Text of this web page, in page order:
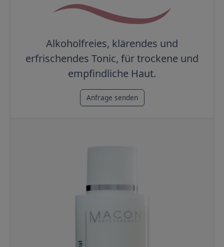
Alkoholfreies, klärendes und
erfrischendes Tonic, für trockene und
empfindliche Haut.
Anfrage senden